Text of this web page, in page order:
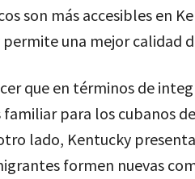
son más accesibles en
una mejor calidad
que en términos de
para los cubanos
lado, Kentucky
formen nuevas